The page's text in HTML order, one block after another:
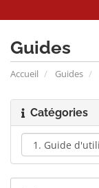
Guides
Accueil Guides
Catégories